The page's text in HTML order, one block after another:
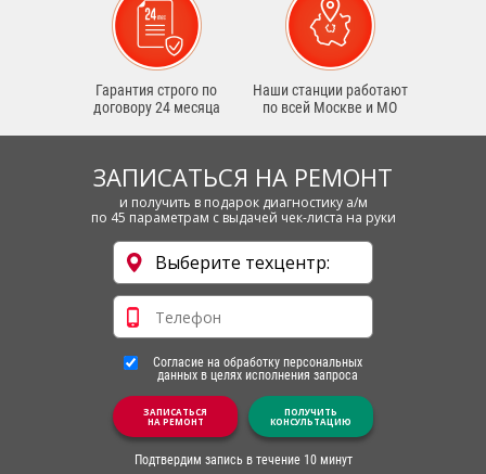
Гарантия строго по
договору 24 месяца
Наши станции работают
по всей Москве и МО
ЗАПИСАТЬСЯ НА РЕМОНТ
и получить в подарок диагностику а/м
по 45 параметрам с выдачей чек-листа на руки
Согласие на обработку персональных
данных в целях исполнения запроса
ЗАПИСАТЬСЯ
НА РЕМОНТ
ПОЛУЧИТЬ
КОНСУЛЬТАЦИЮ
Подтвердим запись в течение 10 минут